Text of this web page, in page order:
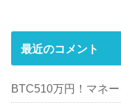
最近のコメント
BTC510万円！マネ